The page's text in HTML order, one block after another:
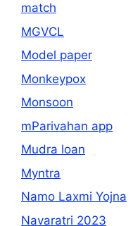
match
MGVCL
Model paper
Monkeypox
Monsoon
mParivahan app
Mudra loan
Myntra
Namo Laxmi Yojna
Navaratri 2023